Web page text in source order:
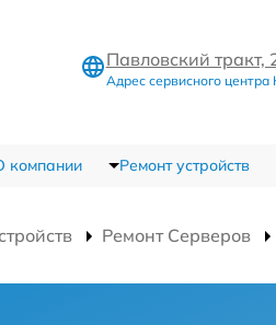
Павловский тракт,
Адрес сервисного центра
компании Ремонт устройств
Ремонт Серверов